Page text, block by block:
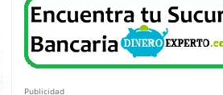
Publicidad